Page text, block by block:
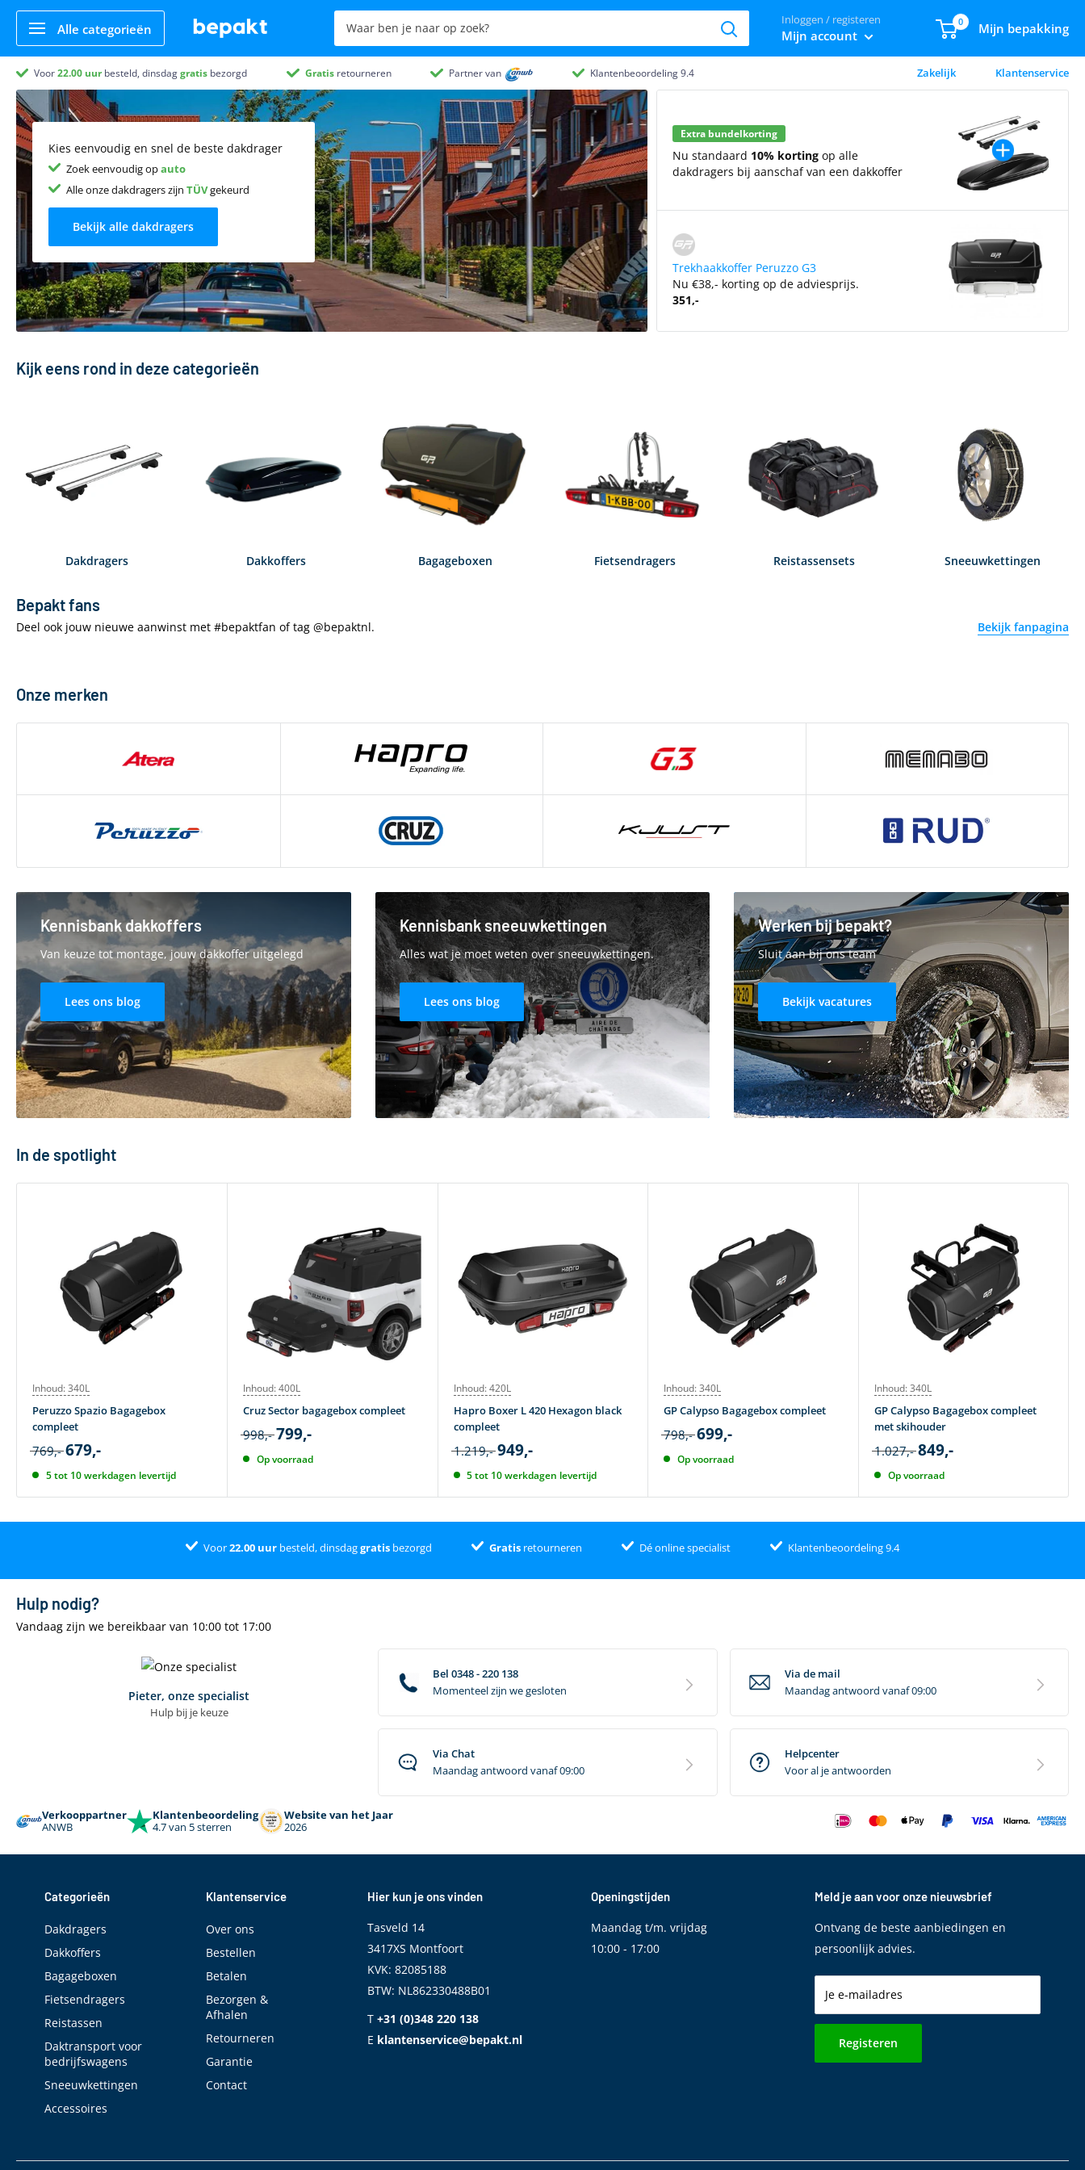
Alle categorieën
Inloggen / registeren
Mijn account
0 Mijn bepakking
Voor22.00 uurbesteld, dinsdaggratis bezorgd Gratisretourneren Partner van Klantenbeoordeling 9.4 Zakelijk Klantenservice
Kies eenvoudig en snel de beste dakdrager
Zoek eenvoudig opauto
Alle onze dakdragers zijnTÜVgekeurd
Bekijk alle dakdragers
Extra bundelkorting
Nu standaard 10% kortingop alle
dakdragers bij aanschaf van een dakkoffer
Trekhaakkoffer Peruzzo G3
Nu €38,- korting op de adviesprijs.
351,-
Kijk eens rond in deze categorieën
Dakdragers Dakkoffers Bagageboxen Fietsendragers Reistassensets Sneeuwkettingen
Bepakt fans
Deel ook jouw nieuwe aanwinst met #bepaktfan of tag @bepaktnl. Bekijk fanpagina
Onze merken
Kennisbank dakkoffers
Van keuze tot montage, jouw dakkoffer uitgelegd
Lees ons blog
Kennisbank sneeuwkettingen
Alles wat je moet weten over sneeuwkettingen.
Lees ons blog
Werken bij bepakt?
Sluit aan bij ons team
Bekijk vacatures
In de spotlight
Inhoud: 340L
Peruzzo Spazio Bagagebox
compleet
769,- 679,-
5 tot 10 werkdagen levertijd
Inhoud: 400L
Cruz Sector bagagebox compleet
998,- 799,-
Op voorraad
Inhoud: 420L
Hapro Boxer L 420 Hexagon black
compleet
1.219,- 949,-
5 tot 10 werkdagen levertijd
Inhoud: 340L
GP Calypso Bagagebox compleet
798,- 699,-
Op voorraad
Inhoud: 340L
GP Calypso Bagagebox compleet
met skihouder
1.027,- 849,-
Op voorraad
Voor22.00uurbesteld, dinsdaggratisbezorgd Gratis retourneren Dé online specialist Klantenbeoordeling 9.4
Hulp nodig?
Vandaag zijn we bereikbaar van 10:00 tot 17:00
Pieter, onze specialist
Hulp bij je keuze
Bel 0348 - 220 138
Momenteel zijn we gesloten
Via de mail
Maandag antwoord vanaf 09:00
Via Chat
Maandag antwoord vanaf 09:00
Helpcenter
Voor al je antwoorden
Verkooppartner
ANWB
Klantenbeoordeling
4.7 van 5 sterren
Website van het Jaar
2026
Categorieën
Dakdragers
Dakkoffers
Bagageboxen
Fietsendragers
Reistassen
Daktransport voor
bedrijfswagens
Sneeuwkettingen
Accessoires
Klantenservice
Over ons
Bestellen
Betalen
Bezorgen &
Afhalen
Retourneren
Garantie
Contact
Hier kun je ons vinden
Tasveld 14
3417XS Montfoort
KVK: 82085188
BTW: NL862330488B01
T +31 (0)348 220 138
E klantenservice@bepakt.nl
Openingstijden
Maandag t/m. vrijdag
10:00 - 17:00
Meld je aan voor onze nieuwsbrief
Ontvang de beste aanbiedingen en
persoonlijk advies.
Je e-mailadres
Registeren